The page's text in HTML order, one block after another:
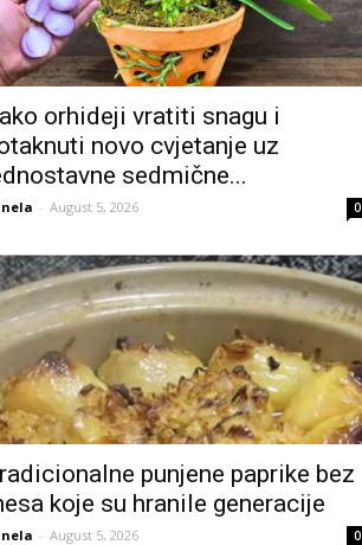
orhideji vratiti snagu i
novo cvjetanje uz
sedmične...
- August 5, 2026 0
punjene paprike bez
koje su hranile generacije
- August 5, 2026 0